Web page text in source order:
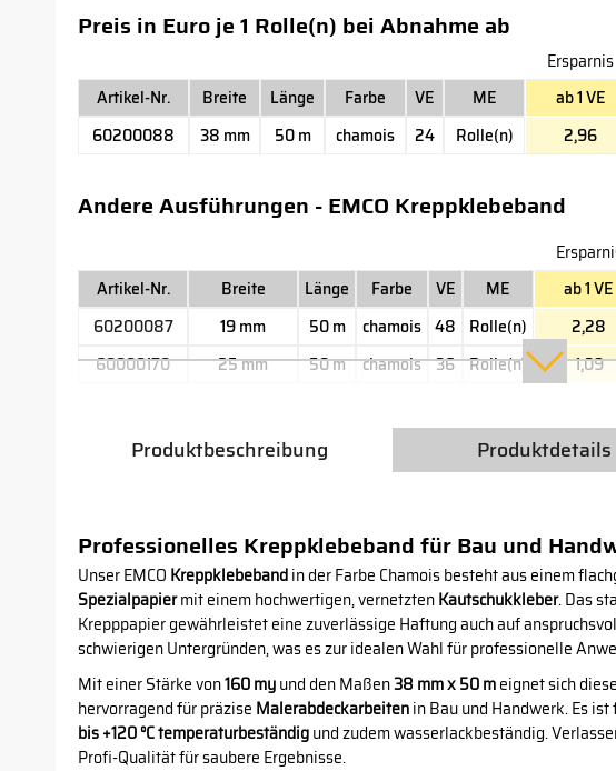
Preis in Euro je 1 Rolle(n) bei Abnahme ab
Ersparnis
Artikel-Nr.
Breite Länge Farbe VE ME ab 1 VE
60200088
38 mm 50 m chamois 24 Rolle(n) 2,96
Andere Ausführungen - EMCO Kreppklebeband
Artikel-Nr.
Breite Länge Farbe VE ME ab 1 VE
60200087
19 mm 50 m chamois 48 Rolle(n) 2,28
60000170
25 mm 50 m chamois 36 Rolle(n) 1,09
Produktbeschreibung Produktdetails
Professionelles Kreppklebeband für Bau und
Unser EMCO Kreppklebebandin der Farbe Chamois besteht aus einem
Spezialpapiermit einem hochwertigen, vernetztenKautschukkleber. Das
Krepppapier gewährleistet eine zuverlässige Haftung auch auf
schwierigen Untergründen, was es zur idealen Wahl für professionelle
Mit einer Stärke von160 myund den Maßen38 mm x 50 meignet sich
hervorragend für präzise Malerabdeckarbeitenin Bau und Handwerk. Es
bis +120 °C temperaturbeständigund zudem wasserlackbeständig.
Profi-Qualität für saubere Ergebnisse.